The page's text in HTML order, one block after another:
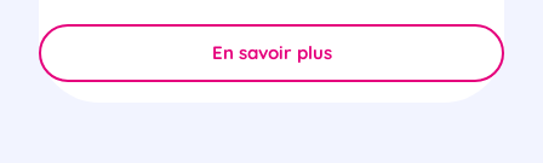
En savoir plus